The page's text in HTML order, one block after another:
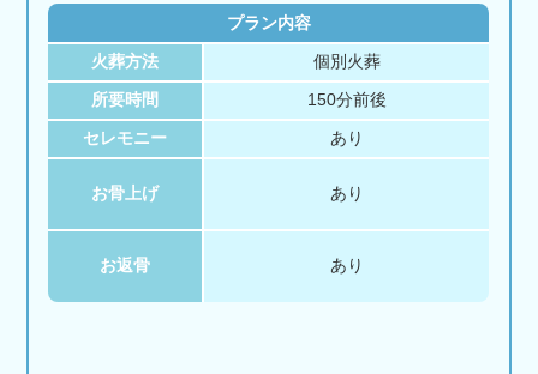
プラン内容
火葬方法 個別火葬
所要時間 150分前後
セレモニー あり
お骨上げ あり
お返骨 あり